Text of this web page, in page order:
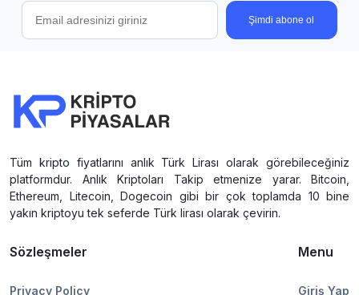
Şimdi abone ol
Tüm kripto fiyatlarını anlık Türk Lirası olarak görebileceğiniz
platformdur. Anlık Kriptoları Takip etmenize yarar. Bitcoin,
Ethereum, Litecoin, Dogecoin gibi bir çok toplamda 10 bine
yakın kriptoyu tek seferde Türk lirası olarak çevirin.
Sözleşmeler
Privacy Policy
Menu
Giriş Yap